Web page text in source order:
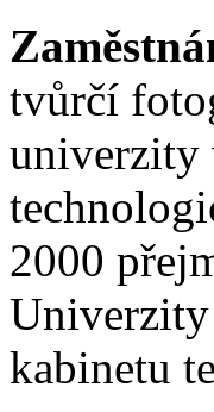
tvůrčí
univerzity
2000
Univerzity
kabinetu